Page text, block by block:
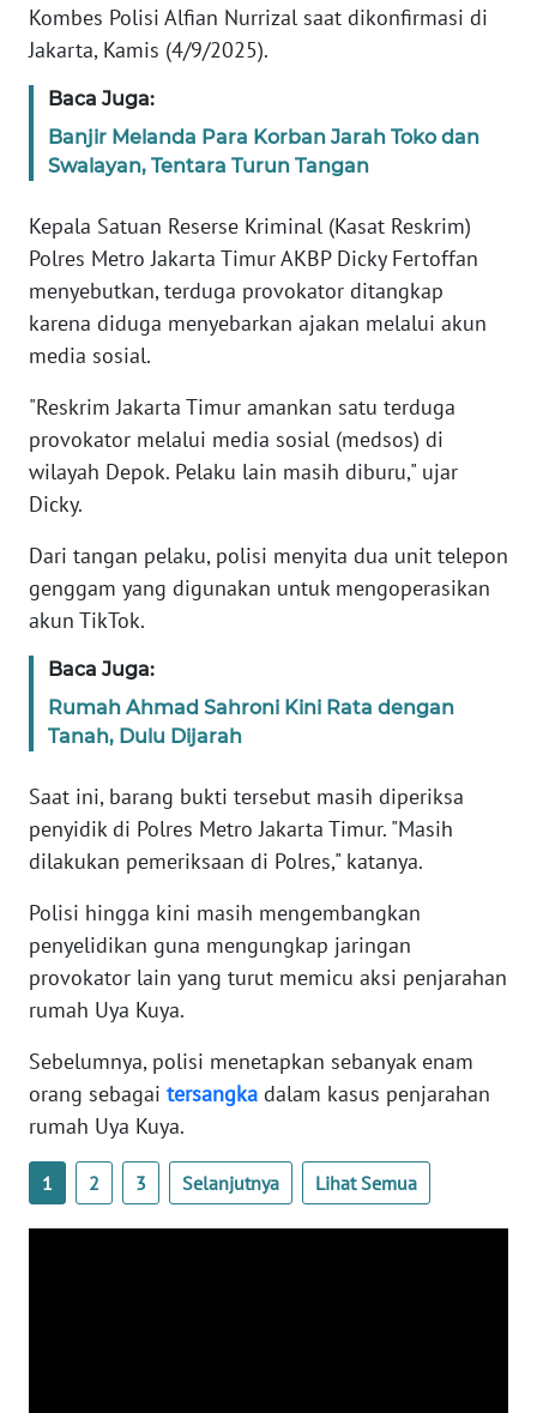
Kombes Polisi Alfian Nurrizal saat dikonfirmasi di
Jakarta, Kamis (4/9/2025).
Baca Juga:
Banjir Melanda Para Korban Jarah Toko dan
Swalayan, Tentara Turun Tangan
Kepala Satuan Reserse Kriminal (Kasat Reskrim)
Polres Metro Jakarta Timur AKBP Dicky Fertoffan
menyebutkan, terduga provokator ditangkap
karena diduga menyebarkan ajakan melalui akun
media sosial.
"Reskrim Jakarta Timur amankan satu terduga
provokator melalui media sosial (medsos) di
wilayah Depok. Pelaku lain masih diburu," ujar
Dicky.
Dari tangan pelaku, polisi menyita dua unit telepon
genggam yang digunakan untuk mengoperasikan
akun TikTok.
Baca Juga:
Rumah Ahmad Sahroni Kini Rata dengan
Tanah, Dulu Dijarah
Saat ini, barang bukti tersebut masih diperiksa
penyidik di Polres Metro Jakarta Timur. "Masih
dilakukan pemeriksaan di Polres," katanya.
Polisi hingga kini masih mengembangkan
penyelidikan guna mengungkap jaringan
provokator lain yang turut memicu aksi penjarahan
rumah Uya Kuya.
Sebelumnya, polisi menetapkan sebanyak enam
orang sebagai tersangka dalam kasus penjarahan
rumah Uya Kuya.
1 2 3 Selanjutnya Lihat Semua
INFO
TENTANG
KAMI
PEDOMAN
MEDIA
SIBER
REDAKSI
KARIR
DISCLAIMER
News
Regional
WN
WN
JAKARTA
WN
JABAR
BANTEN
WN
NTT
WN
KEPRI
WN
PAPUA